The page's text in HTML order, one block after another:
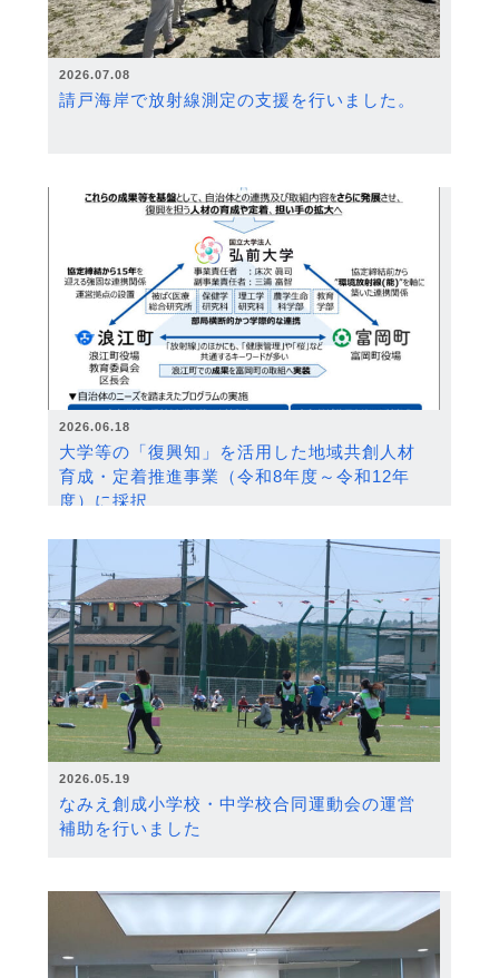
2026.07.08
請戸海岸で放射線測定の支援を行いました。
2026.06.18
大学等の「復興知」を活用した地域共創人材
育成・定着推進事業（令和8年度～令和12年
度）に採択
2026.05.19
なみえ創成小学校・中学校合同運動会の運営
補助を行いました